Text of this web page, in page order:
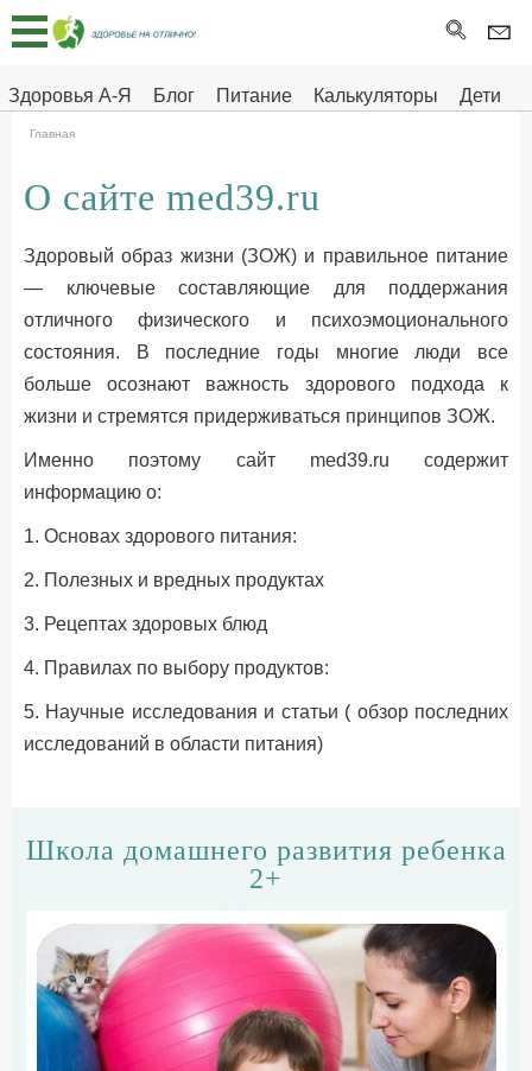
Здоровья А-Я Блог Питание Калькуляторы
Дети
Главная
Тесты
Про
ДЕТЯМ
Главная
О сайте med39.ru
Здоровый образ жизни (ЗОЖ) и правильное питание
— ключевые составляющие для поддержания
отличного физического и психоэмоционального
состояния. В последние годы многие люди все
больше осознают важность здорового подхода к
жизни и стремятся придерживаться принципов ЗОЖ.
Именно поэтому сайт med39.ru содержит
информацию о:
1. Основах здорового питания:
2. Полезных и вредных продуктах
3. Рецептах здоровых блюд
4. Правилах по выбору продуктов:
5. Научные исследования и статьи ( обзор последних
исследований в области питания)
Школа домашнего развития ребенка
2+